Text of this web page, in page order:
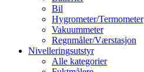
Bil
Hygrometer/Termometer
Vakuummeter
Regnmåler/Værstasjon
Nivelleringsutstyr
Alle kategorier